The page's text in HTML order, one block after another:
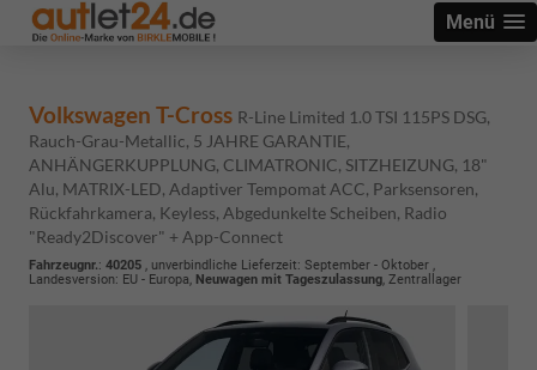
Menü
Volkswagen T-Cross R-Line Limited 1.0 TSI 115PS DSG,
Rauch-Grau-Metallic, 5 JAHRE GARANTIE,
ANHÄNGERKUPPLUNG, CLIMATRONIC, SITZHEIZUNG, 18"
Alu, MATRIX-LED, Adaptiver Tempomat ACC, Parksensoren,
Rückfahrkamera, Keyless, Abgedunkelte Scheiben, Radio
"Ready2Discover" + App-Connect
Fahrzeugnr.: 40205 , unverbindliche Lieferzeit: September - Oktober ,
Landesversion: EU - Europa, Neuwagen mit Tageszulassung, Zentrallager